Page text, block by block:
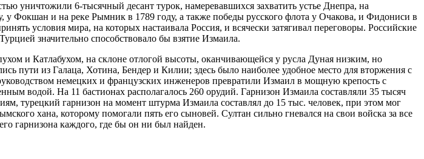
уничтожили 6-тысячный десант турок, намеревавшихся захватить устье Днепра, на
Фокшан и на реке Рымник в 1789 году, а также победы русского флота у Очакова, и Фидониси в
условия мира, на которых настаивала Россия, и всячески затягивал переговоры. Российские
значительно способствовало бы взятие Измаила.
и Катлабухом, на склоне отлогой высоты, оканчивающейся у русла Дуная низким, но
пути из Галаца, Хотина, Бендер и Килии; здесь было наиболее удобное место для вторжения с
немецких и французских инженеров превратили Измаил в мощную крепость с
водой. На 11 бастионах располагалось 260 орудий. Гарнизон Измаила составляли 35 тысяч
турецкий гарнизон на момент штурма Измаила составлял до 15 тыс. человек, при этом мог
хана, которому помогали пять его сыновей. Султан сильно гневался на свои войска за все
гарнизона каждого, где бы он ни был найден.